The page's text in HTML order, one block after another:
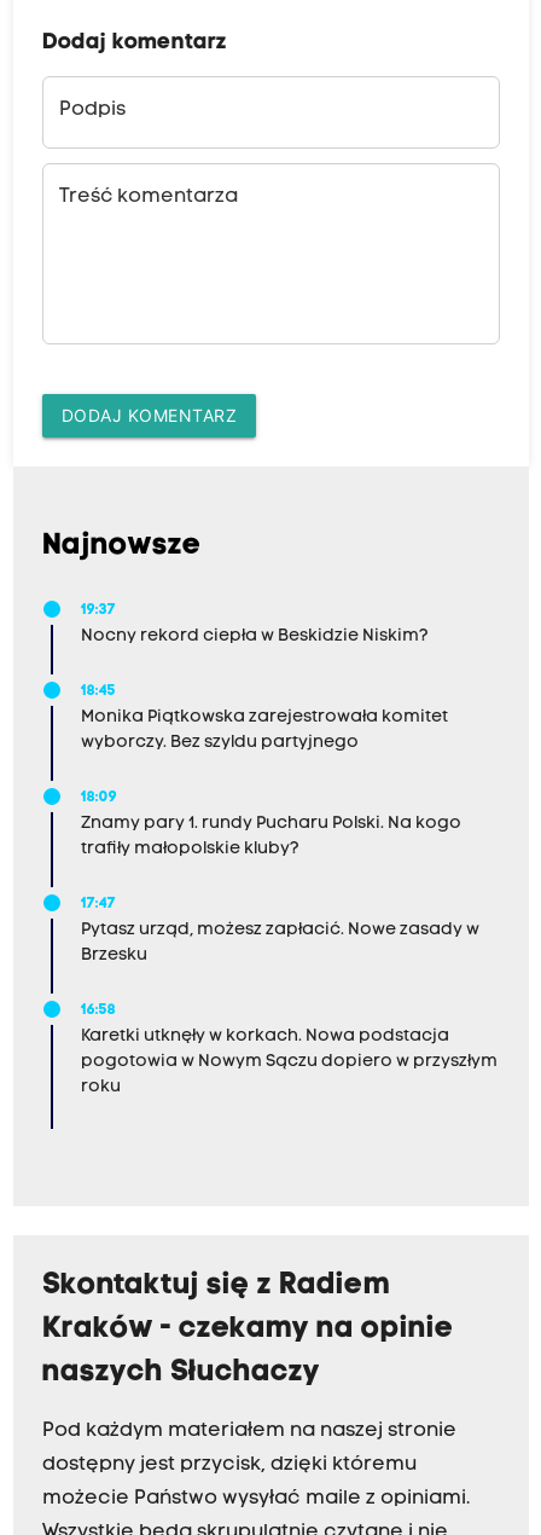
Dodaj komentarz
Podpis
Treść komentarza
DODAJ KOMENTARZ
Najnowsze
19:37
Nocny rekord ciepła w Beskidzie Niskim?
18:45
Monika Piątkowska zarejestrowała komitet
wyborczy. Bez szyldu partyjnego
18:09
Znamy pary 1. rundy Pucharu Polski. Na kogo
trafiły małopolskie kluby?
17:47
Pytasz urząd, możesz zapłacić. Nowe zasady w
Brzesku
16:58
Karetki utknęły w korkach. Nowa podstacja
pogotowia w Nowym Sączu dopiero w przyszłym
roku
Skontaktuj się z Radiem
Kraków - czekamy na opinie
naszych Słuchaczy
Pod każdym materiałem na naszej stronie
dostępny jest przycisk, dzięki któremu
możecie Państwo wysyłać maile z opiniami.